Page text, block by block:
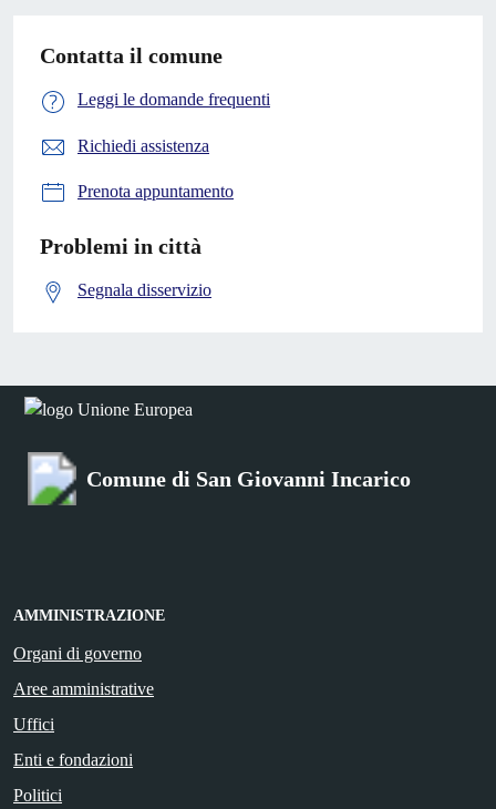
Contatta il comune
Leggi le domande frequenti
Richiedi assistenza
Prenota appuntamento
Problemi in città
Segnala disservizio
Comune di San Giovanni Incarico
AMMINISTRAZIONE
Organi di governo
Aree amministrative
Uffici
Enti e fondazioni
Politici